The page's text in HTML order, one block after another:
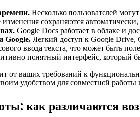
Несколько пользователей
изменения сохраняются
Google Docs работает в облаке и
Google. Легкий доступ к Google Drive,
ввода текста, что может быть
понятный интерфейс, который
от ваших требований к
удобством для совместной
как различаются